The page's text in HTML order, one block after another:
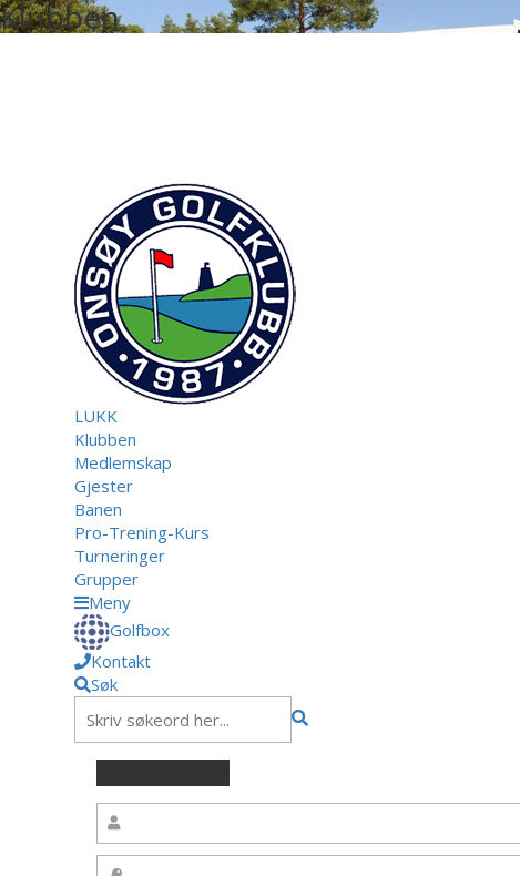
Klubben
LUKK
Klubben
Medlemskap
Gjester
Banen
Pro-Trening-Kurs
Turneringer
Grupper
Meny
Golfbox
Kontakt
Søk